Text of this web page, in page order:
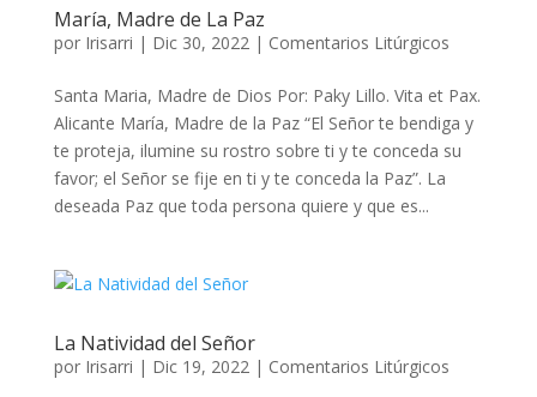
María, Madre de La Paz
por Irisarri | Dic 30, 2022 | Comentarios Litúrgicos
Santa Maria, Madre de Dios Por: Paky Lillo. Vita et Pax.
Alicante María, Madre de la Paz “El Señor te bendiga y
te proteja, ilumine su rostro sobre ti y te conceda su
favor; el Señor se fije en ti y te conceda la Paz”. La
deseada Paz que toda persona quiere y que es...
La Natividad del Señor
por Irisarri | Dic 19, 2022 | Comentarios Litúrgicos